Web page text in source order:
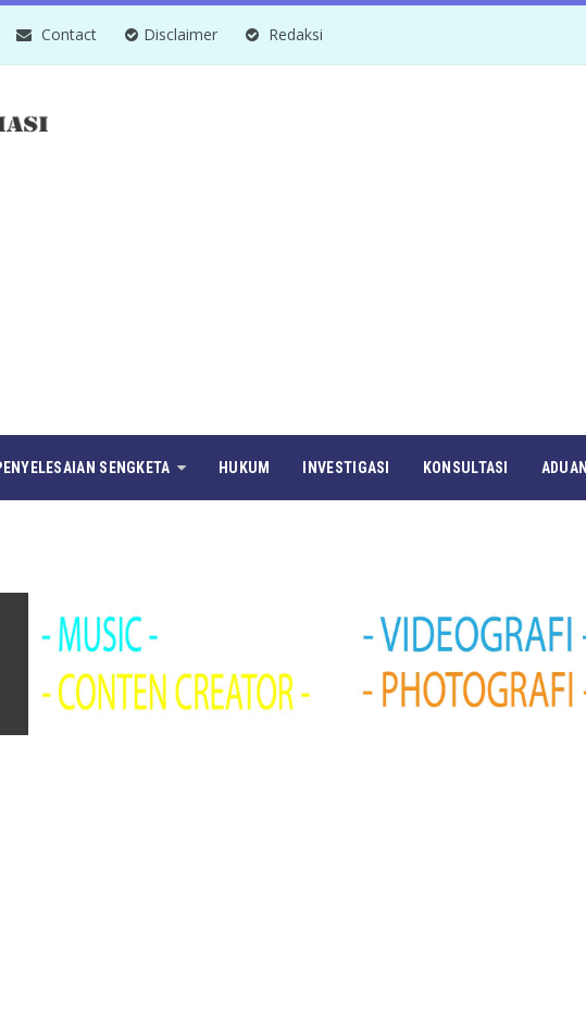
Contact Disclaimer Redaksi
SENGKETA HUKUM INVESTIGASI KONSULTASI ADUAN